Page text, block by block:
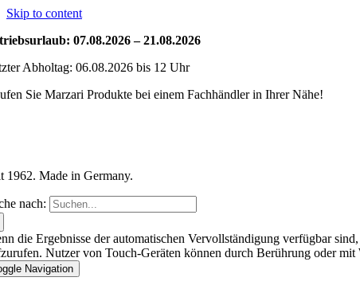
Skip to content
07.08.2026 – 21.08.2026
Abholtag: 06.08.2026 bis 12 Uhr
Sie Marzari Produkte bei einem Fachhändler in Ihrer Nähe!
1962. Made in Germany.
nach:
die Ergebnisse der automatischen Vervollständigung verfügbar
Nutzer von Touch-Geräten können durch Berührung oder mit
Navigation